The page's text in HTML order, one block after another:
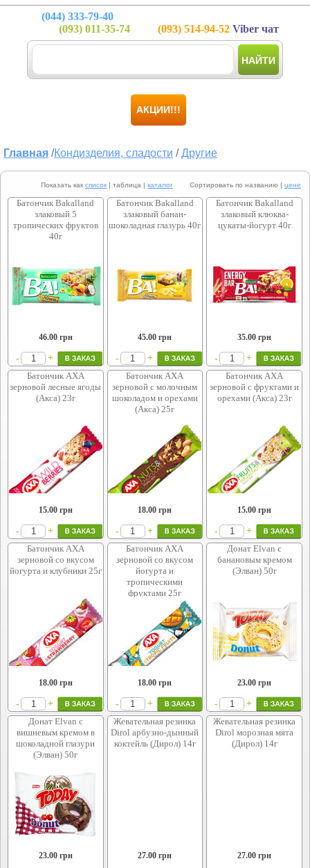
(044) 333-79-40
(093) 011-35-74 (093) 514-94-52 Viber чат
НАЙТИ
АКЦИИ!!!
Главная /Кондизделия, сладости /Другие
Показать как список | таблица | каталог Сортировать по названию | цене
Батончик Bakalland
злаковый 5
тропических фруктов
40г
46.00грн
- +
Батончик Bakalland
злаковый банан-
шоколадная глазурь 40г
45.00 грн
- +
Батончик Bakalland
злаковый клюква-
цукаты-йогурт 40г
35.00 грн
-
+
Батончик АХА
зерновой лесные ягоды
(Акса) 23г
15.00грн
- +
Батончик АХА
зерновой с молочным
шоколадом и орехами
(Акса) 25г
18.00 грн
- +
Батончик АХА
зерновой с фруктами и
орехами (Акса) 23г
15.00 грн
-
+
Батончик АХА
зерновой со вкусом
йогурта и клубники 25г
18.00грн
- +
Батончик АХА
зерновой со вкусом
йогурта и
тропическими
фруктами 25г
18.00 грн
- +
Донат Elvan с
банановым кремом
(Элван) 50г
23.00 грн
-
+
Донат Elvan с
вишневым кремом в
шоколадной глазури
(Элван) 50г
23.00грн
Жевательная резинка
Dirol арбузно-дынный
коктейль (Дирол) 14г
27.00 грн
Жевательная резинка
Dirol морозная мята
(Дирол) 14г
27.00 грн